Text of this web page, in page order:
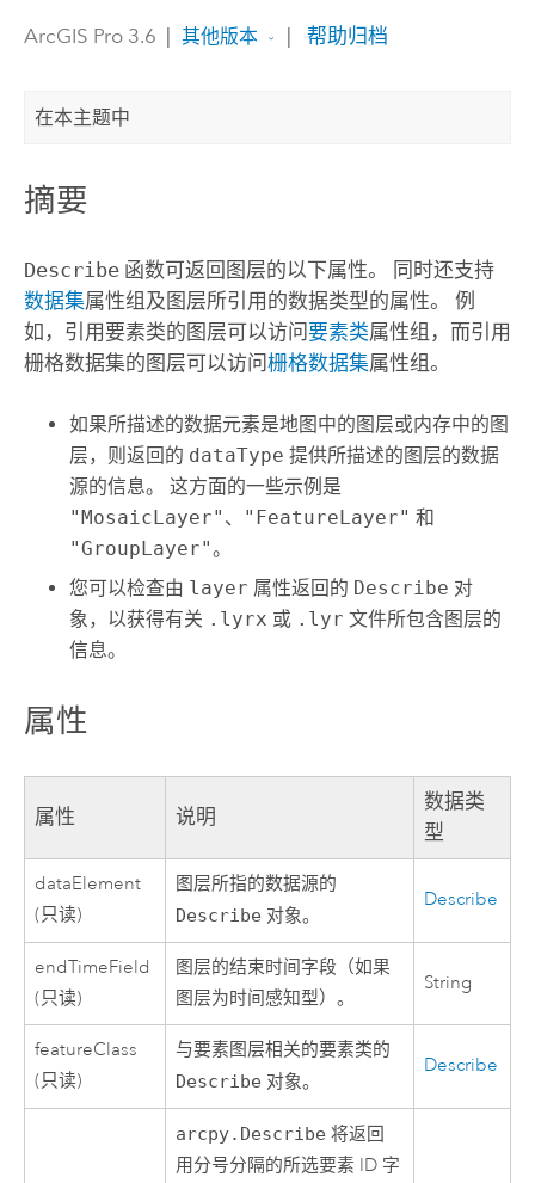
ArcGIS Pro 3.6 其他版本 帮助归档
在本主题中
摘要
Describe函数可返回图层的以下属性。 同时还支持
数据集属性组及图层所引用的数据类型的属性。 例
如，引用要素类的图层可以访问 要素类属性组，而引用
栅格数据集的图层可以访问栅格数据集属性组。
如果所描述的数据元素是地图中的图层或内存中的图
层，则返回的 dataType 提供所描述的图层的数据
源的信息。 这方面的一些示例是
"MosaicLayer" 、 "FeatureLayer" 和
"GroupLayer"。
您可以检查由 layer 属性返回的 Describe 对
象，以获得有关 .lyrx 或 .lyr 文件所包含图层的
信息。
属性
属性 说明
数据类
型
dataElement
(只读)
图层所指的数据源的
Describe 对象。
Describe
endTimeField
(只读)
图层的结束时间字段（如果
图层为时间感知型）。
String
featureClass
(只读)
与要素图层相关的要素类的
Describe 对象。
Describe
arcpy.Describe 将返回
用分号分隔的所选要素 ID 字